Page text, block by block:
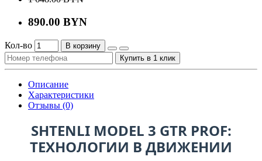
890.00 BYN
Кол-во
В корзину
Купить в 1 клик
Описание
Характеристики
Отзывы (0)
SHTENLI MODEL 3 GTR PROF:
ТЕХНОЛОГИИ В ДВИЖЕНИИ